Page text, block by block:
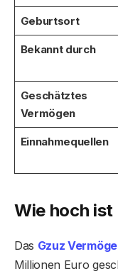
Geburtsort
Bekannt durch
Geschätztes
Vermögen
Einnahmequellen
Wie hoch ist
Das Gzuz
Millionen Euro